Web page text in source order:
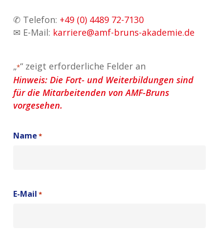
✆ Telefon: +49 (0) 4489 72-7130
✉ E-Mail: karriere@amf-bruns-akademie.de
„*“ zeigt erforderliche Felder an
Hinweis: Die Fort- und Weiterbildungen sind
für die Mitarbeitenden von AMF-Bruns
vorgesehen.
Name *
E-Mail *